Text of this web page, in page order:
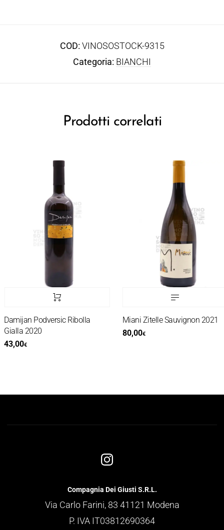
COD: VINOSOSTOCK-9315
Categoria: BIANCHI
Prodotti correlati
Podversic Ribolla
2020
€
Miani Zitelle Sauvignon 2021
80,00€
Compagnia Dei Giusti S.R.L.
Via Carlo Farini, 83 41121 Modena
P. IVA IT03812690364